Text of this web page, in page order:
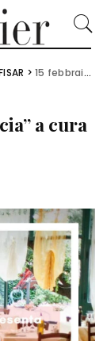
>15 febbraio: “Convivio di caccia” a cura di FISAR Livorno
a cura